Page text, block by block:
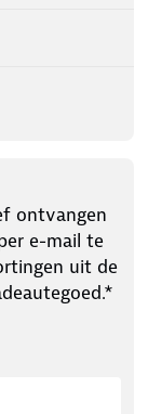
ontvangen
e-mail te
uit de